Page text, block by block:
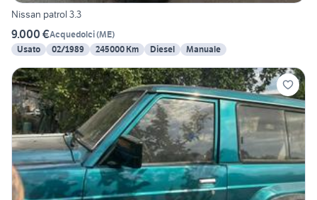
Nissan patrol 3.3
9.000 €Acquedolci(ME)
Usato
02/1989 245000 Km Diesel Manuale